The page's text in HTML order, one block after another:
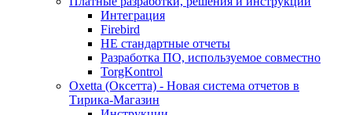
Интеграция
Firebird
НЕ стандартные отчеты
Разработка ПО, используемое совместно
TorgKontrol
Oxetta (Оксетта) - Новая система отчетов в
Тирика-Магазин